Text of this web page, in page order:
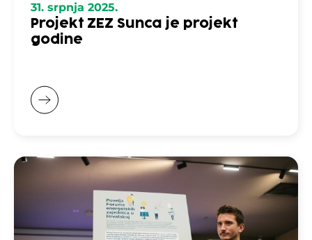
31. srpnja 2025.
Projekt ZEZ Sunca je projekt
godine